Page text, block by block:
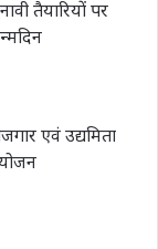
तैयारियों पर
एवं उद्यमिता